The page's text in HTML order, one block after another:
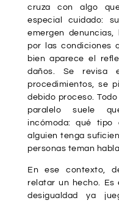
cruza con algo
especial cuidado:
emergen
por las condiciones
bien aparece el
daños. Se revisa
procedimientos, se
debido proceso.
paralelo suele
incómoda:qué tipo
alguien tenga
personas teman
En ese contexto,
relatar un hecho. Es
desigualdad ya